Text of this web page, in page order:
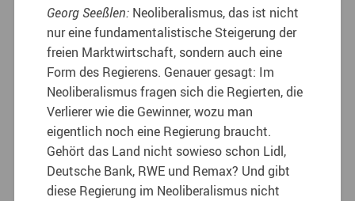
Georg Seeßlen: Neoliberalismus, das ist nicht
nur eine fundamentalistische Steigerung der
freien Marktwirtschaft, sondern auch eine
Form des Regierens. Genauer gesagt: Im
Neoliberalismus fragen sich die Regierten, die
Verlierer wie die Gewinner, wozu man
eigentlich noch eine Regierung braucht.
Gehört das Land nicht sowieso schon Lidl,
Deutsche Bank, RWE und Remax? Und gibt
diese Regierung im Neoliberalismus nicht